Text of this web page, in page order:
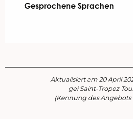
Gesprochene Sprachen
Gesprochene Sprachen
Aktualisiert am 20 April
gei Saint-Tropez
(Kennung des Angebots